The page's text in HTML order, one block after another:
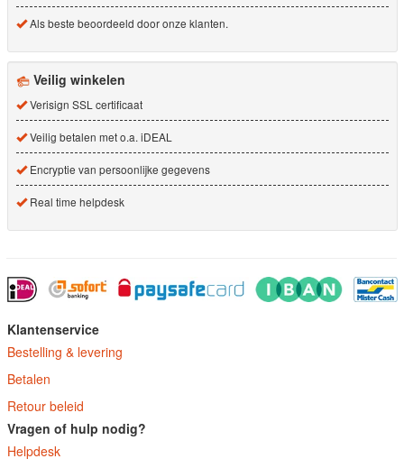
Als beste beoordeeld door onze klanten.
Veilig winkelen
Verisign SSL certificaat
Veilig betalen met o.a. iDEAL
Encryptie van persoonlijke gegevens
Real time helpdesk
Klantenservice
Bestelling & levering
Betalen
Retour beleid
Vragen of hulp nodig?
Helpdesk